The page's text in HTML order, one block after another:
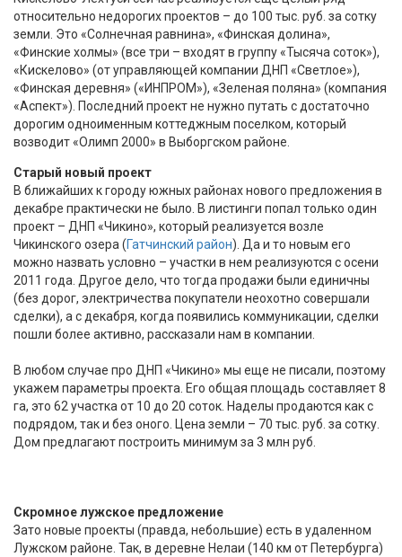
относительно недорогих проектов – до 100 тыс. руб. за сотку
земли. Это «Солнечная равнина», «Финская долина»,
«Финские холмы» (все три – входят в группу «Тысяча соток»),
«Кискелово» (от управляющей компании ДНП «Светлое»),
«Финская деревня» («ИНПРОМ»), «Зеленая поляна» (компания
«Аспект»). Последний проект не нужно путать с достаточно
дорогим одноименным коттеджным поселком, который
возводит «Олимп 2000» в Выборгском районе.
Старый новый проект
В ближайших к городу южных районах нового предложения в
декабре практически не было. В листинги попал только один
проект – ДНП «Чикино», который реализуется возле
Чикинского озера (Гатчинский район). Да и то новым его
можно назвать условно – участки в нем реализуются с осени
2011 года. Другое дело, что тогда продажи были единичны
(без дорог, электричества покупатели неохотно совершали
сделки), а с декабря, когда появились коммуникации, сделки
пошли более активно, рассказали нам в компании.
В любом случае про ДНП «Чикино» мы еще не писали, поэтому
укажем параметры проекта. Его общая площадь составляет 8
га, это 62 участка от 10 до 20 соток. Наделы продаются как с
подрядом, так и без оного. Цена земли – 70 тыс. руб. за сотку.
Дом предлагают построить минимум за 3 млн руб.
Скромное лужское предложение
Зато новые проекты (правда, небольшие) есть в удаленном
Лужском районе. Так, в деревне Нелаи (140 км от Петербурга)